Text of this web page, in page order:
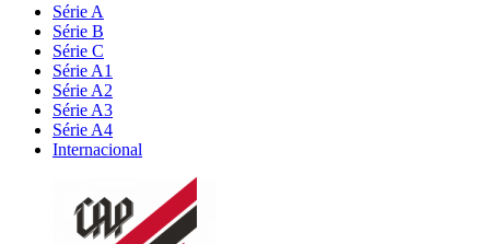
Série A
Série B
Série C
Série A1
Série A2
Série A3
Série A4
Internacional